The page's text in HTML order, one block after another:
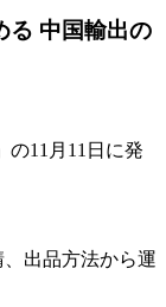
る 中国輸出の
の11月11日に発
出品方法から運